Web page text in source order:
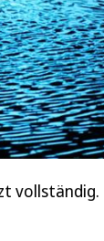
vollständig.